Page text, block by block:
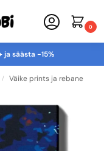
0
ja säästa -15%
/ Väike prints ja rebane